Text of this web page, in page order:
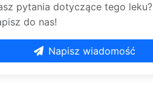
pytania dotyczące tego leku?
do nas!
Napisz wiadomość